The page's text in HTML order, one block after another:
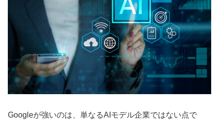
Googleが強いのは、単なるAIモデル企業ではない点で